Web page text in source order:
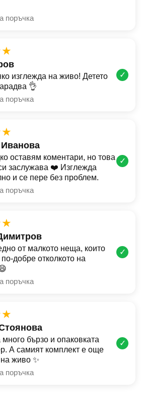
поръчка
изглежда на живо! Детето
👌
поръчка
✓
оставям коментари, но това
заслужава ❤️ Изглежда
и се пере без проблем.
поръчка
✓
от малкото неща, които
добре отколкото на
поръчка
✓
много бързо и опаковката
А самият комплект е още
живо ✨
поръчка
✓